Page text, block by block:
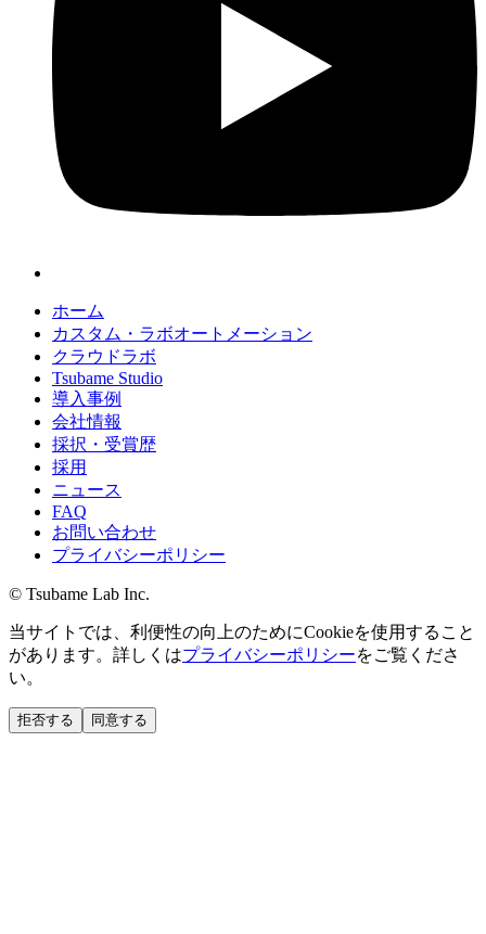
ホーム
カスタム・ラボオートメーション
クラウドラボ
Tsubame Studio
導入事例
会社情報
採択・受賞歴
採用
ニュース
FAQ
お問い合わせ
プライバシーポリシー
© Tsubame Lab Inc.
当サイトでは、利便性の向上のためにCookieを使用すること
があります。詳しくはプライバシーポリシーをご覧くださ
い。
拒否する 同意する